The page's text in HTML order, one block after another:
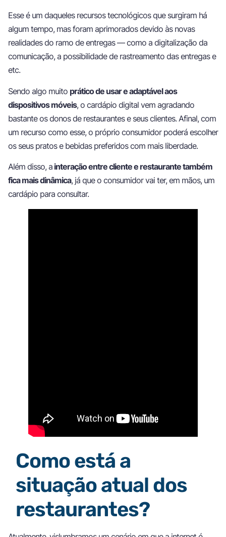
Esse é um daqueles recursos tecnológicos que surgiram há
algum tempo, mas foram aprimorados devido às novas
realidades do ramo de entregas — como a digitalização da
comunicação, a possibilidade de rastreamento das entregas e
etc.
Sendo algo muito prático de usar e adaptável aos
dispositivos móveis, o cardápio digital vem agradando
bastante os donos de restaurantes e seus clientes. Afinal, com
um recurso como esse, o próprio consumidor poderá escolher
os seus pratos e bebidas preferidos com mais liberdade.
Além disso, a interação entre cliente e restaurante também
fica mais dinâmica, já que o consumidor vai ter, em mãos, um
cardápio para consultar.
Como está a
situação atual dos
restaurantes?